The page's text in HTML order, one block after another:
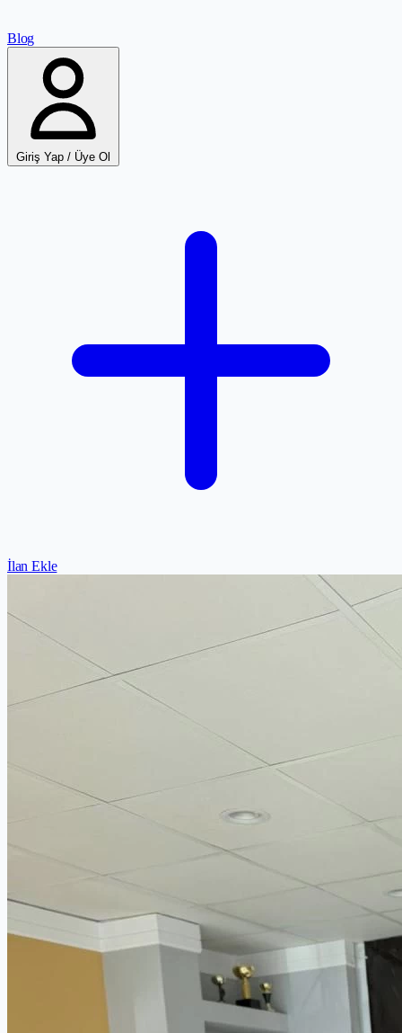
Blog
Giriş Yap / Üye Ol
İlan Ekle